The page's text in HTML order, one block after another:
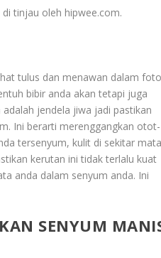
di tinjau oleh hipwee.com.
tulus dan menawan dalam
bibir anda akan tetapi juga
jendela jiwa jadi pastikan
Ini berarti merenggangkan otot-
tersenyum, kulit di sekitar
kerutan ini tidak terlalu kuat
anda dalam senyum anda. Ini
SENYUM